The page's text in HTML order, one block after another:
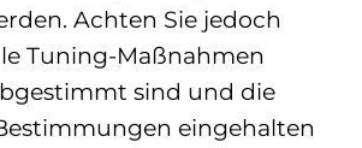
Achten Sie jedoch
Tuning-Maßnahmen
sind und die
eingehalten